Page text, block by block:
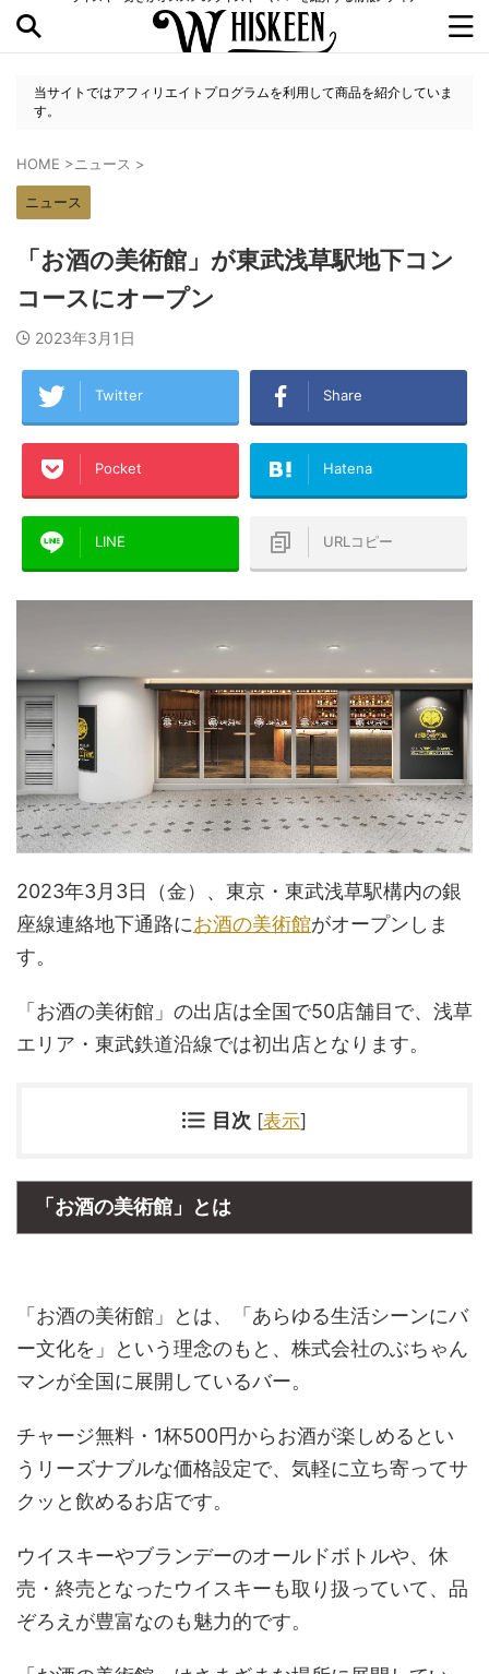
当サイトではアフィリエイトプログラムを利用して商品を紹介していま
す。
HOME >ニュース >
ニュース
「お酒の美術館」が東武浅草駅地下コン
コースにオープン
2023年3月1日
Twitter Share
Pocket Hatena
LINE URLコピー
2023年3月3日（金）、東京・東武浅草駅構内の銀
座線連絡地下通路にお酒の美術館がオープンしま
す。
「お酒の美術館」の出店は全国で50店舗目で、浅草
エリア・東武鉄道沿線では初出店となります。
目次 [表示]
「お酒の美術館」とは
「お酒の美術館」とは、「あらゆる生活シーンにバ
ー文化を」という理念のもと、株式会社のぶちゃん
マンが全国に展開しているバー。
チャージ無料・1杯500円からお酒が楽しめるとい
うリーズナブルな価格設定で、気軽に立ち寄ってサ
クッと飲めるお店です。
ウイスキーやブランデーのオールドボトルや、休
売・終売となったウイスキーも取り扱っていて、品
ぞろえが豊富なのも魅力的です。